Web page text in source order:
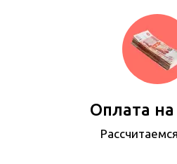
Оплата на